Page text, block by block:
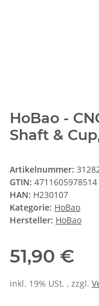
HoBao -
Shaft &
Artikelnummer:
GTIN: 4711605978514
HAN: H230107
Kategorie: HoBao
Hersteller: HoBao
51,90 €
inkl. 19% USt. , zzgl.